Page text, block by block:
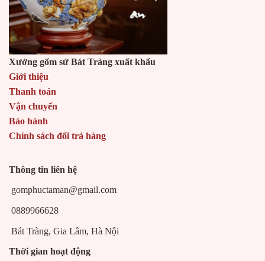
Xưởng gốm sứ Bát Tràng xuất khẩu
Giới thiệu
Thanh toán
Vận chuyển
Bảo hành
Chính sách đổi trả hàng
Thông tin liên hệ
gomphuctaman@gmail.com
0889966628
Bát Tràng, Gia Lâm, Hà Nội
Thời gian hoạt động